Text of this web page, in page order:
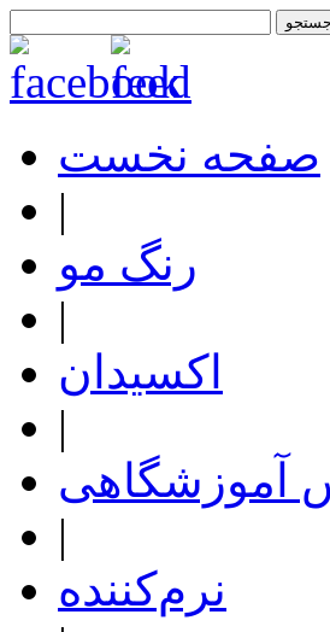
صفحه نخست
|
رنگ مو
|
اکسیدان
|
آموزشگاهی
|
نرم‌کننده